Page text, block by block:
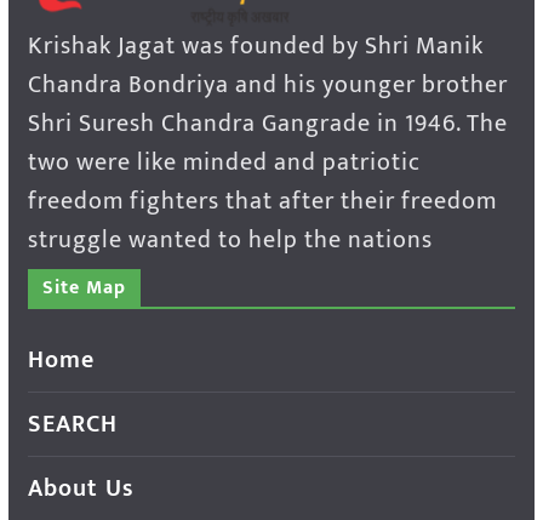
Krishak Jagat was founded by Shri Manik
Chandra Bondriya and his younger brother
Shri Suresh Chandra Gangrade in 1946. The
two were like minded and patriotic
freedom fighters that after their freedom
struggle wanted to help the nations
Site Map
Home
SEARCH
About Us